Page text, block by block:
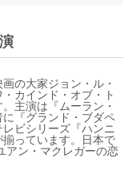
の大家ジョン・ル・
カインド・オブ・ト
主演は『ムーラン・
『グランド・ブダペ
ビシリーズ『ハンニ
っています。日本で
アン・マクレガーの恋